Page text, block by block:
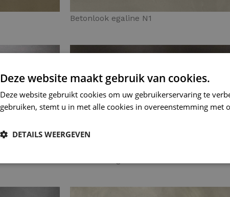
Betonlook egaline N1
Deze website maakt gebruik van cookies.
Deze website gebruikt cookies om uw gebruikerservaring te
gebruiken, stemt u in met alle cookies in overeenstemming met
DETAILS WEERGEVEN